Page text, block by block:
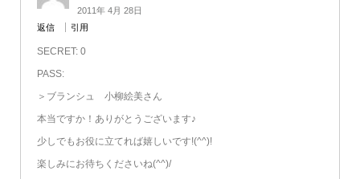
2011年 4月 28日
返信
引用
SECRET: 0
PASS:
＞ブランシュ 小柳絵美さん
本当ですか！ありがとうございます♪
少しでもお役に立てれば嬉しいです!(^^)!
楽しみにお待ちくださいね(^^)/